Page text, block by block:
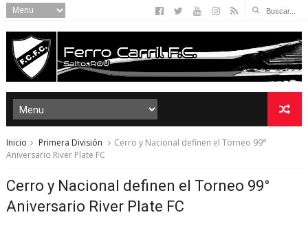
Inicio Primera División
Cerro y Nacional definen el Torneo 99°
Aniversario River Plate FC
Cerro y Nacional definen el Torneo 99°
Aniversario River Plate FC